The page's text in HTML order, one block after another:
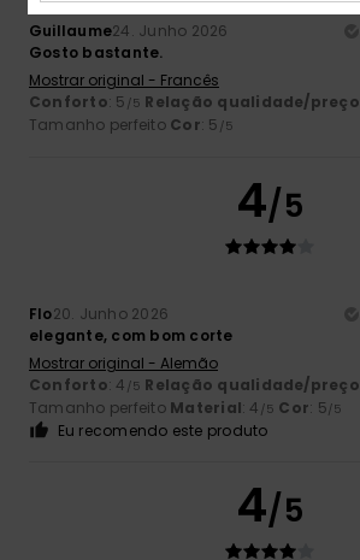
Guillaume24. Junho 2026
Gosto bastante.
Mostrar original - Francês
Conforto: 5 /5 Relação qualidade/preço
Tamanho perfeito Cor: 5 /5
4/5
Flo20. Junho 2026
elegante, com bom corte
Mostrar original - Alemão
Conforto: 4 /5 Relação qualidade/preço
Tamanho perfeito Material: 4 /5 Cor: 5/5
Eu recomendo este produto
4/5